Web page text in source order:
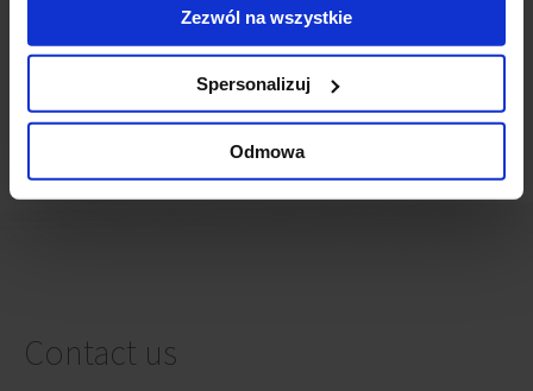
Zezwól na wszystkie
Spersonalizuj
Odmowa
Warsaw
Zabki
Contact us